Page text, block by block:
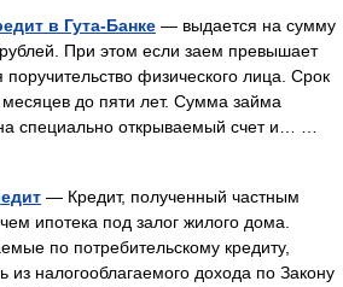
в Гута-Банке — выдается на сумму
При этом если заем превышает
поручительство физического лица. Срок
месяцев до пяти лет. Сумма займа
на специально открываемый счет и… …
— Кредит, полученный частным
ипотека под залог жилого дома.
по потребительскому кредиту,
из налогооблагаемого дохода по Закону